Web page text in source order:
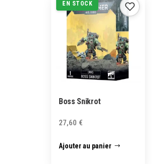
EN STOCK
Boss Snikrot
27,60 €
Ajouter au panier